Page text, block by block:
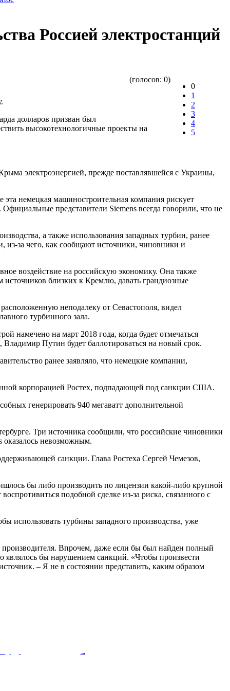
Россией электростанций
0
1
2
3
4
5
(голосов: 0)
долларов призван был
высокотехнологичные проекты на
электроэнергией, прежде поставлявшейся с Украины,
эта немецкая машиностроительная компания рискует
представители Siemens всегда говорили, что не
а также использования западных турбин, ранее
из-за чего, как сообщают источники, чиновники и
воздействие на российскую экономику. Она также
близких к Кремлю, давать грандиозные
неподалеку от Севастополя, видел
турбинного зала.
намечено на март 2018 года, когда будет отмечаться
Путин будет баллотироваться на новый срок.
ранее заявляло, что немецкие компании,
корпорацией Ростех, подпадающей под санкции США.
генерировать 940 мегаватт дополнительной
Три источника сообщили, что российские чиновники
оказалось невозможным.
санкции. Глава Ростеха Сергей Чемезов,
бы либо производить по лицензии какой-либо крупной
подобной сделке из-за риска, связанного с
использовать турбины западного производства, уже
производителя. Впрочем, даже если бы был найден полный
являлось бы нарушением санкций. «Чтобы произвести
– Я не в состоянии представить, каким образом
млн руб